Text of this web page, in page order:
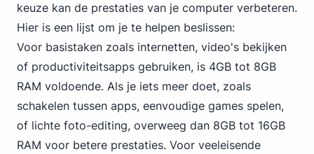
keuze kan de prestaties van je computer verbeteren.
Hier is een lijst om je te helpen beslissen:
Voor basistaken zoals internetten, video's bekijken
of productiviteitsapps gebruiken, is 4GB tot 8GB
RAM voldoende. Als je iets meer doet, zoals
schakelen tussen apps, eenvoudige games spelen,
of lichte foto-editing, overweeg dan 8GB tot 16GB
RAM voor betere prestaties. Voor veeleisende